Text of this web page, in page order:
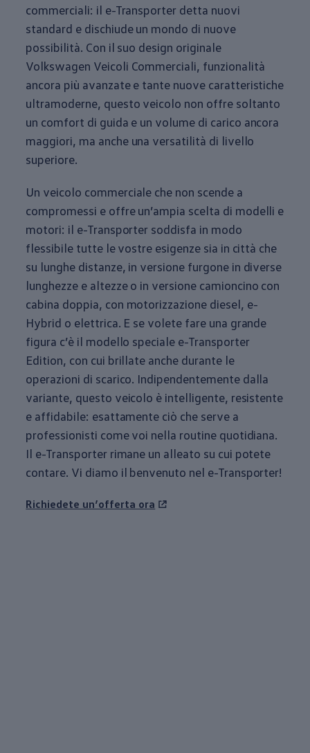
commerciali: il e-Transporter detta nuovi
standard e dischiude un mondo di nuove
possibilità. Con il suo design originale
Volkswagen Veicoli Commerciali, funzionalità
ancora più avanzate e tante nuove caratteristiche
ultramoderne, questo veicolo non offre soltanto
un comfort di guida e un volume di carico ancora
maggiori, ma anche una versatilità di livello
superiore.
Un veicolo commerciale che non scende a
compromessi e offre un’ampia scelta di modelli e
motori: il e-Transporter soddisfa in modo
flessibile tutte le vostre esigenze sia in città che
su lunghe distanze, in versione furgone in diverse
lunghezze e altezze o in versione camioncino con
cabina doppia, con motorizzazione diesel, e-
Hybrid o elettrica. E se volete fare una grande
figura c’è il modello speciale e-Transporter
Edition, con cui brillate anche durante le
operazioni di scarico. Indipendentemente dalla
variante, questo veicolo è intelligente, resistente
e affidabile: esattamente ciò che serve a
professionisti come voi nella routine quotidiana.
Il e-Transporter rimane un alleato su cui potete
contare. Vi diamo il benvenuto nel e-Transporter!
Richiedete un’offerta ora